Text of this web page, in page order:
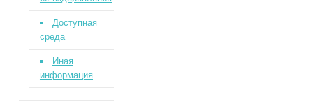
Доступная
среда
Иная
информация